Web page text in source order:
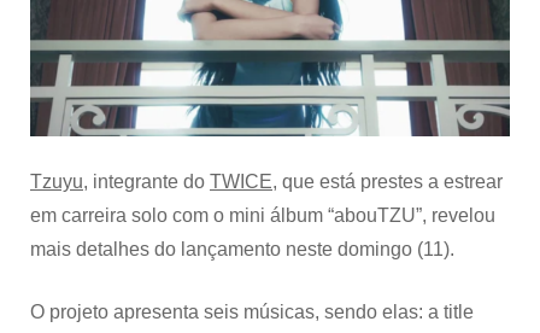
Tzuyu
(TWICE)
apresenta
tracklist
de
álbum
Tzuyu, integrante do TWICE, que está prestes a estrear
em carreira solo com o mini álbum “abouTZU”, revelou
mais detalhes do lançamento neste domingo (11).
O projeto apresenta seis músicas, sendo elas: a title